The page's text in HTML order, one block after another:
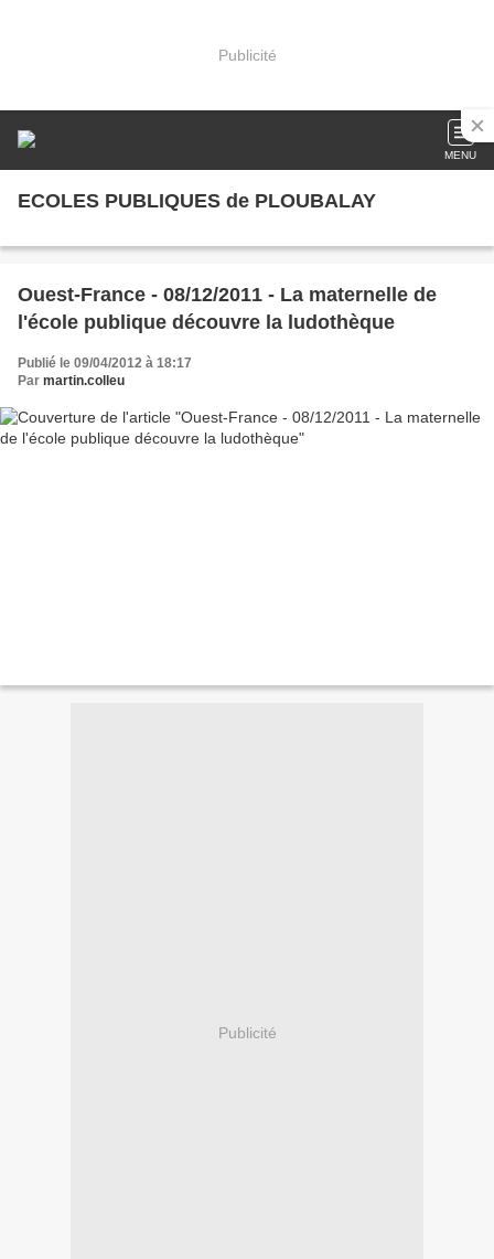
Publicité
MENU
ECOLES PUBLIQUES de PLOUBALAY
Ouest-France - 08/12/2011 - La maternelle de
l'école publique découvre la ludothèque
Publié le 09/04/2012 à 18:17
Par martin.colleu
Publicité